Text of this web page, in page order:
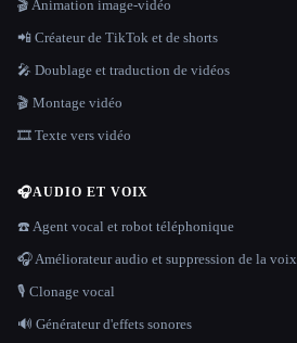
🎬 Animation image-vidéo
📲 Créateur de TikTok et de shorts
🎤 Doublage et traduction de vidéos
🎬 Montage vidéo
🎞️ Texte vers vidéo
🎧AUDIO ET VOIX
☎️ Agent vocal et robot téléphonique
🎧 Améliorateur audio et suppression de la voix
🎙️ Clonage vocal
🔊 Générateur d'effets sonores